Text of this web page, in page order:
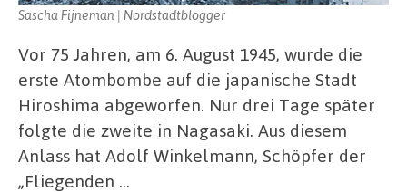
Sascha Fijneman | Nordstadtblogger
Vor 75 Jahren, am 6. August 1945, wurde die
erste Atombombe auf die japanische Stadt
Hiroshima abgeworfen. Nur drei Tage später
folgte die zweite in Nagasaki. Aus diesem
Anlass hat Adolf Winkelmann, Schöpfer der
„Fliegenden …